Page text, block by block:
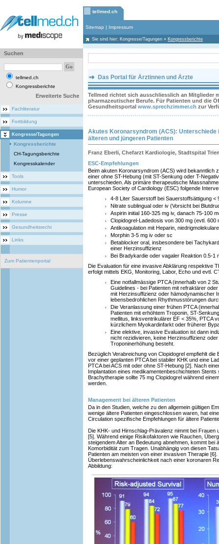
tellmed.ch
Sitemap | Impressum
Sie sind hier: Kongresse/Tagungen » Kongressberichte
Suchen
tellmed.ch
Kongressberichte
Erweiterte Suche
Fachliteratur
Fortbildung
Kongresse/Tagungen
Kongressberichte
CH-Tagungsberichte
Kongresskalender
Tools
Humor
Kolumne
Presse
Gesundheitsrecht
Links
Zum Patientenportal
Das Portal für Ärztinnen und Ärzte
Tellmed richtet sich ausschliesslich an Mitglieder
pharmazeutischer Berufe. Für Patienten und die
Gesundheitsportal www.sprechzimmer.ch zur
Akutes Koronarsyndrom (ACS): Unterschiede
älteren und jüngeren Patienten
Franz Eberli, Chefarzt Kardiologie, Stadtspital
ESC-Empfehlungen
Beim akuten Koronarsyndrom (ACS) wird bekanntlich
einer ohne ST-Hebung (mit ST-Senkung oder T-
unterschieden. Als primäre therapeutische
European Society of Cardiology (ESC) folgende
4-8 Liter Sauerstoff bei Sauerstoffsättigung <
Nitrate sublingual oder iv (Vorsicht bei
Aspirin initial 160-325 mg iv, danach 75-100
Clopidogrel-Ladedosis von 300 mg (evtl. 600
Antikoagulation mit Heparin,
Morphin 3-5 mg iv oder sc
Betablocker oral, insbesondere bei
einer Herzinsuffizienz
Bei Bradykardie oder vagaler Reaktion 0.5-1
Die Evaluation für eine invasive Abklärung respektive
erfolgt mittels EKG, Monitoring, Labor, Echo und evtl.
Eine notfallmässige PTCA (innerhalb von 2
Guidelines - bei Patienten mit refraktärer
mit Herzinsuffizienz oder hämodynamischer
lebensbedrohlichen Rhythmusstörungen
Die Veranlassung einer frühen PTCA
Patienten mit erhöhtem Troponin, ST-
mellitus, linksventrikulärer EF < 35%, PTCA
kürzlichem Myokardinfarkt oder früherer
Eine elektive, invasive Evaluation ist dann
nicht rezidivieren, keine Herzinsuffizienz
Troponinerhöhung besteht.
Bezüglich Verabreichung von Clopidogrel empfiehlt die
vor einer geplanten PTCA bei stabiler KHK und eine
PTCA bei ACS mit oder ohne ST-Hebung [2]. Nach
Implantation eines medikamentenbeschichteten
Brachytherapie sollte 75 mg Clopidogrel während
werden.
Management bei älteren Patienten
Da in den Studien, welche zu den allgemein gültigen
wenige ältere Patienten eingeschlossen waren, hat
Circulation spezifische Empfehlungen für ältere
Die KHK- und Hirnschlag-Prävalenz nimmt bei Frauen
[5]. Während einige Risikofaktoren wie Rauchen,
steigendem Alter an Bedeutung abnehmen, kommt bei
Komorbidität zum Tragen. Unabhängig von diesen
Patienten am meisten von einer invasiven Therapie
Überlebenswahrscheinlichkeit nach einer koronaren
Abbildung: